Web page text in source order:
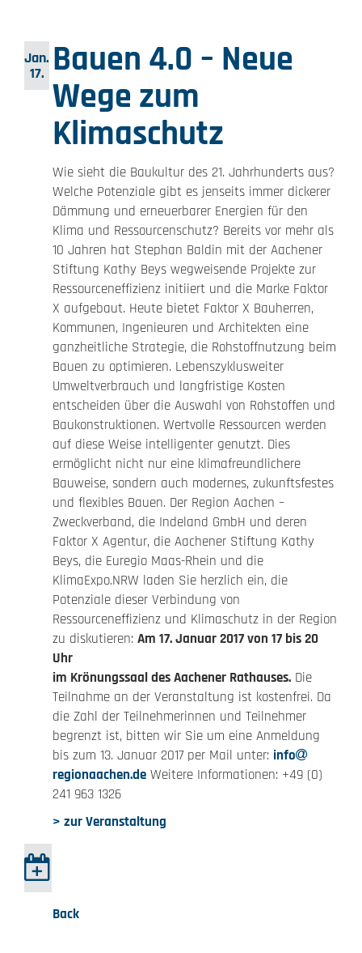
Jan.
17. Bauen 4.0 – Neue
Wege zum
Klimaschutz
Wie sieht die Baukultur des 21. Jahrhunderts aus?
Welche Potenziale gibt es jenseits immer dickerer
Dämmung und erneuerbarer Energien für den
Klima und Ressourcenschutz? Bereits vor mehr als
10 Jahren hat Stephan Baldin mit der Aachener
Stiftung Kathy Beys wegweisende Projekte zur
Ressourceneffizienz initiiert und die Marke Faktor
X aufgebaut. Heute bietet Faktor X Bauherren,
Kommunen, Ingenieuren und Architekten eine
ganzheitliche Strategie, die Rohstoffnutzung beim
Bauen zu optimieren. Lebenszyklusweiter
Umweltverbrauch und langfristige Kosten
entscheiden über die Auswahl von Rohstoffen und
Baukonstruktionen. Wertvolle Ressourcen werden
auf diese Weise intelligenter genutzt. Dies
ermöglicht nicht nur eine klimafreundlichere
Bauweise, sondern auch modernes, zukunftsfestes
und flexibles Bauen. Der Region Aachen –
Zweckverband, die Indeland GmbH und deren
Faktor X Agentur, die Aachener Stiftung Kathy
Beys, die Euregio Maas-Rhein und die
KlimaExpo.NRW laden Sie herzlich ein, die
Potenziale dieser Verbindung von
Ressourceneffizienz und Klimaschutz in der Region
zu diskutieren: Am 17. Januar 2017 von 17 bis 20
Uhr
im Krönungssaal des Aachener Rathauses.Die
Teilnahme an der Veranstaltung ist kostenfrei. Da
die Zahl der Teilnehmerinnen und Teilnehmer
begrenzt ist, bitten wir Sie um eine Anmeldung
bis zum 13. Januar 2017 per Mail unter: info
regionaachen.deWeitere Informationen: +49 (0)
241 963 1326
> zur Veranstaltung
Back